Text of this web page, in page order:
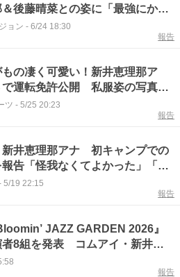
後藤晴菜との姿に「最強にかわ
」
ョン - 6/24 18:30
報告
の凄く可愛い！新井恵理那ア
で運転免許公開 私服姿の写真に
りが綺麗」「バッチリ美女」
ツ - 5/25 20:23
報告
新井恵理那アナ 初キャンプでの
報告「怪我なくてよかった」「大
」と反響
5/19 22:15
報告
JAZZ GARDEN 2026』
者8組を発表 コムアイ・新井恵
み聞かせ会や、キッズによるス
報告